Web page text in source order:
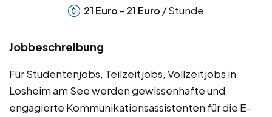
21 Euro - 21 Euro / Stunde
Jobbeschreibung
Für Studentenjobs, Teilzeitjobs, Vollzeitjobs in
Losheim am See werden gewissenhafte und
engagierte Kommunikationsassistenten für die E-